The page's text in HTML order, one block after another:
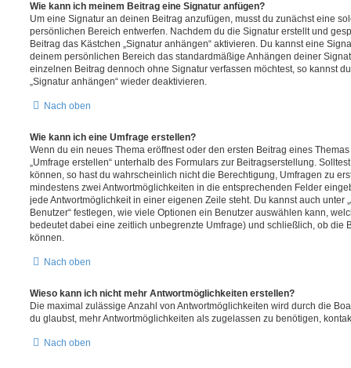
Wie kann ich meinem Beitrag eine Signatur anfügen?
Um eine Signatur an deinen Beitrag anzufügen, musst du zunächst eine
persönlichen Bereich entwerfen. Nachdem du die Signatur erstellt und
Beitrag das Kästchen „Signatur anhängen“ aktivieren. Du kannst eine
deinem persönlichen Bereich das standardmäßige Anhängen deiner
einzelnen Beitrag dennoch ohne Signatur verfassen möchtest, so kannst
„Signatur anhängen“ wieder deaktivieren.
Nach oben
Wie kann ich eine Umfrage erstellen?
Wenn du ein neues Thema eröffnest oder den ersten Beitrag eines
„Umfrage erstellen“ unterhalb des Formulars zur Beitragserstellung.
können, so hast du wahrscheinlich nicht die Berechtigung, Umfragen zu
mindestens zwei Antwortmöglichkeiten in die entsprechenden Felder
jede Antwortmöglichkeit in einer eigenen Zeile steht. Du kannst auch unter
Benutzer“ festlegen, wie viele Optionen ein Benutzer auswählen kann,
bedeutet dabei eine zeitlich unbegrenzte Umfrage) und schließlich, ob die
können.
Nach oben
Wieso kann ich nicht mehr Antwortmöglichkeiten erstellen?
Die maximal zulässige Anzahl von Antwortmöglichkeiten wird durch die
du glaubst, mehr Antwortmöglichkeiten als zugelassen zu benötigen,
Nach oben